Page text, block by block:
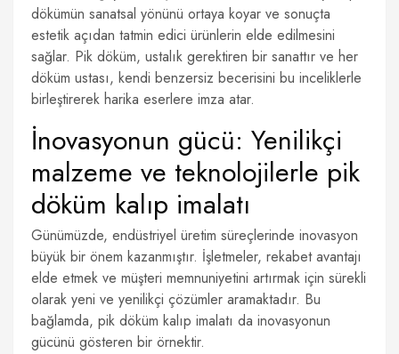
dökümün sanatsal yönünü ortaya koyar ve sonuçta
estetik açıdan tatmin edici ürünlerin elde edilmesini
sağlar. Pik döküm, ustalık gerektiren bir sanattır ve her
döküm ustası, kendi benzersiz becerisini bu inceliklerle
birleştirerek harika eserlere imza atar.
İnovasyonun gücü: Yenilikçi
malzeme ve teknolojilerle pik
döküm kalıp imalatı
Günümüzde, endüstriyel üretim süreçlerinde inovasyon
büyük bir önem kazanmıştır. İşletmeler, rekabet avantajı
elde etmek ve müşteri memnuniyetini artırmak için sürekli
olarak yeni ve yenilikçi çözümler aramaktadır. Bu
bağlamda, pik döküm kalıp imalatı da inovasyonun
gücünü gösteren bir örnektir.